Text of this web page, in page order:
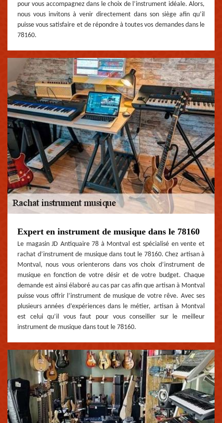
pour vous accompagnez dans le choix de l’instrument idéale. Alors,
nous vous invitons à venir directement dans son siège afin qu’il
puisse vous satisfaire et de répondre à toutes vos demandes dans le
78160.
Expert en instrument de musique dans le 78160
Le magasin JD Antiquaire 78 à Montval est spécialisé en vente et
rachat d’instrument de musique dans tout le 78160. Chez artisan à
Montval, nous vous orienterons dans vos choix d’instrument de
musique en fonction de votre désir et de votre budget. Chaque
demande est ainsi élaboré au cas par cas afin que artisan à Montval
puisse vous offrir l’instrument de musique de votre rêve. Avec ses
plusieurs années d’expériences dans le métier, artisan à Montval
est celui qu’il vous faut pour vous conseiller sur le meilleur
instrument de musique dans tout le 78160.